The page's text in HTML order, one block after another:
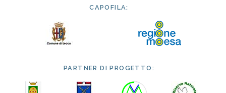
CAPOFILA:
PARTNER DI PROGETTO: